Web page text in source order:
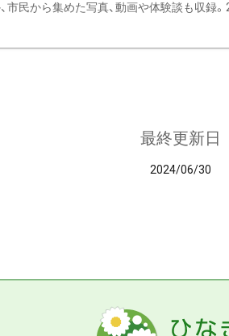
市民から集めた写真、動画や体験談も収録
最終更新日
2024/06/30